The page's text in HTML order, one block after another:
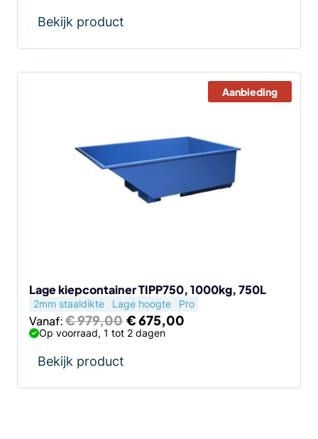
Bekijk product
Aanbieding
Lage kiepcontainer TIPP750, 1000kg, 750L
2mm staaldikte Lage hoogte Pro
Vanaf:€979,00 Oorspronkelijke
prijs
was:
€675,00
Op voorraad, 1 tot 2 dagen
Bekijk product